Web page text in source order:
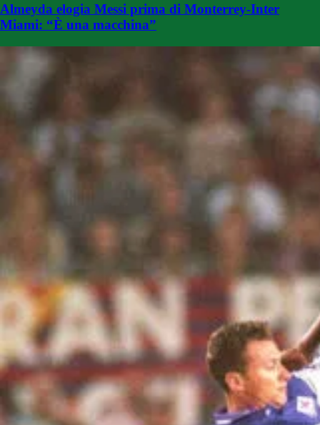
Almeyda elogia Messi prima di Monterrey-Inter
Miami: “È una macchina”